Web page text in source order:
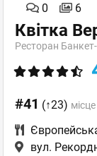
0 6
Квітка
Ресторан
#41 (↑23)
вул.